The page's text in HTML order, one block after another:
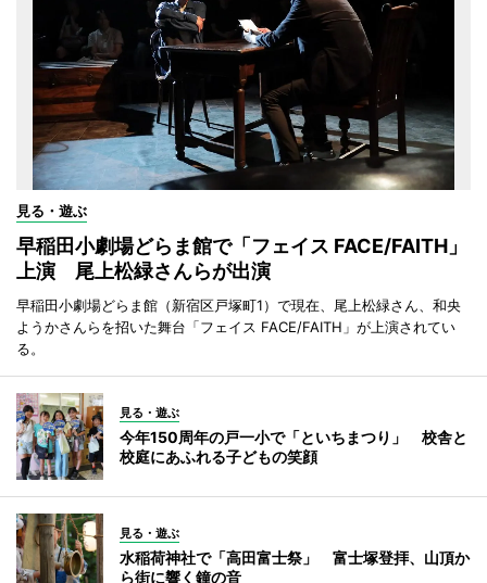
見る・遊ぶ
早稲田小劇場どらま館で「フェイス FACE/FAITH」
上演 尾上松緑さんらが出演
早稲田小劇場どらま館（新宿区戸塚町1）で現在、尾上松緑さん、和央
ようかさんらを招いた舞台「フェイス FACE/FAITH」が上演されてい
る。
見る・遊ぶ
今年150周年の戸一小で「といちまつり」 校舎と
校庭にあふれる子どもの笑顔
見る・遊ぶ
水稲荷神社で「高田富士祭」 富士塚登拝、山頂か
ら街に響く鐘の音